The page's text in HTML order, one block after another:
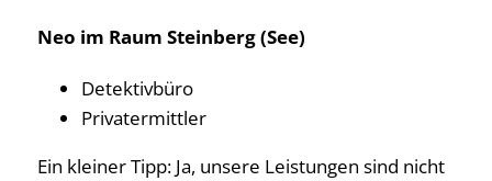
Neo im Raum Steinberg (See)
Detektivbüro
Privatermittler
Ein kleiner Tipp: Ja, unsere Leistungen sind nicht